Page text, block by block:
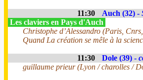
11:30 Auch (32) -
Les claviers en Pays d'Auch
Christophe d’Alessandro (Paris,
Quand La création se mêle à la
11:30 Dole (39) -
guillaume prieur (Lyon / charolles /